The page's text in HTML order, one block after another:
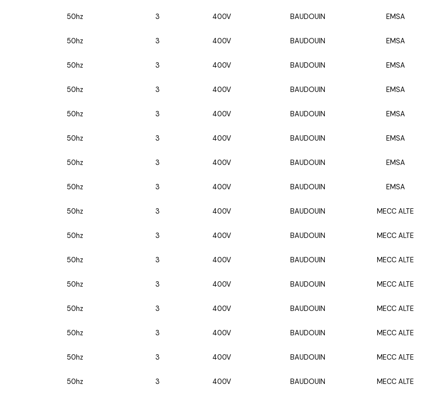
50hz 3 400V BAUDOUIN EMSA
50hz 3 400V BAUDOUIN EMSA
50hz 3 400V BAUDOUIN EMSA
50hz 3 400V BAUDOUIN EMSA
50hz 3 400V BAUDOUIN EMSA
50hz 3 400V BAUDOUIN EMSA
50hz 3 400V BAUDOUIN EMSA
50hz 3 400V BAUDOUIN EMSA
50hz 3 400V BAUDOUIN MECC ALTE
50hz 3 400V BAUDOUIN MECC ALTE
50hz 3 400V BAUDOUIN MECC ALTE
50hz 3 400V BAUDOUIN MECC ALTE
50hz 3 400V BAUDOUIN MECC ALTE
50hz 3 400V BAUDOUIN MECC ALTE
50hz 3 400V BAUDOUIN MECC ALTE
50hz 3 400V BAUDOUIN MECC ALTE